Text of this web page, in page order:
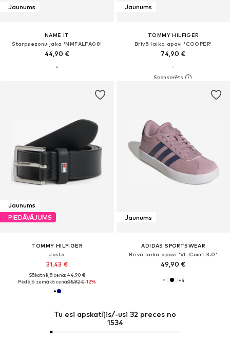
Jaunums
NAME IT
Starpsezonu jaka 'NMFALFA08'
44,90 €
Jaunums
TOMMY HILFIGER
Brīvā laika apavi 'COOPER'
74,90 €
Jaunums
PIEDĀVĀJUMS
TOMMY HILFIGER
Josta
31,43 €
Sākotnējā cena: 44,90 €
Pēdējā zemākā cena:35,92 €-12%
Jaunums
ADIDAS SPORTSWEAR
Brīvā laika apavi 'VL Court 3.0'
49,90 €
+4
Tu esi apskatījis/-usi 32 preces no
1534